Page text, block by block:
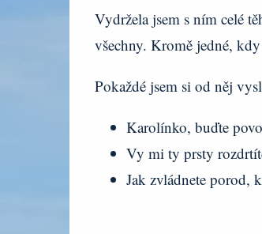
Vydržela jsem s ním celé
všechny. Kromě jedné,
Pokaždé jsem si od něj
Karolínko, buďte
Vy mi ty prsty
Jak zvládnete porod,